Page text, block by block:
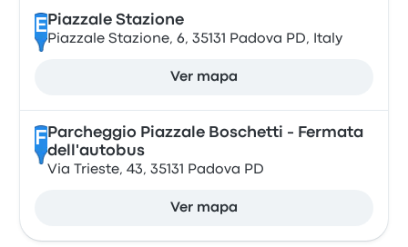
E Piazzale Stazione
Piazzale Stazione, 6, 35131 Padova PD, Italy
Ver mapa
F Parcheggio Piazzale Boschetti - Fermata
dell'autobus
Via Trieste, 43, 35131 Padova PD
Ver mapa